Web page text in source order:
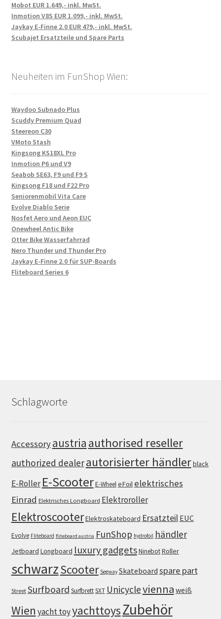
Mobot EUR 1.649,- inkl. MwSt.
Inmotion V8S EUR 1.099,- inkl. MwSt.
Jaykay E-Finne 2.0 EUR 479,- inkl. MwSt.
Scubajet Ersatzteile und Spare Parts
Neuheiten im FunShop Wien:
Waydoo Subnado Plus
Scuddy Premium Quad
Steereon C30
VMoto Stash
Kingsong KS18XL Pro
Inmotion P6 und V9
Seabob SE63, F9 und F9 S
Kingsong F18 und F22 Pro
Seniorenmobil Vita Care
Evolve Diablo Serie
Nosfet Aero und Aeon EUC
Onewheel Antic Bike
Otter Bike Wasserfahrrad
Nero Thunder und Thunder Pro
Jaykay E-Finne 2.0 für SUP-Boards
Fliteboard Series 6
Schlagworte
Accessoryaustria authorised reseller
authorized dealerautorisierter händlerblack
E-Roller E-ScooterE-WheeleFoil elektrisches
Einrad Elektrisches Longboard Elektroroller
ElektroscooterElektroskateboard Ersatzteil EUC
Evolve Fliteboard fliteboard austria FunShop hydrofoil händler
Jetboard Longboard luxury gadgetsNinebotRoller
schwarzScooter Segway Skateboard spare part
Street Surfboard SurfbrettSXT Unicyclevienna weiß
Wien yacht toyyachttoysZubehör